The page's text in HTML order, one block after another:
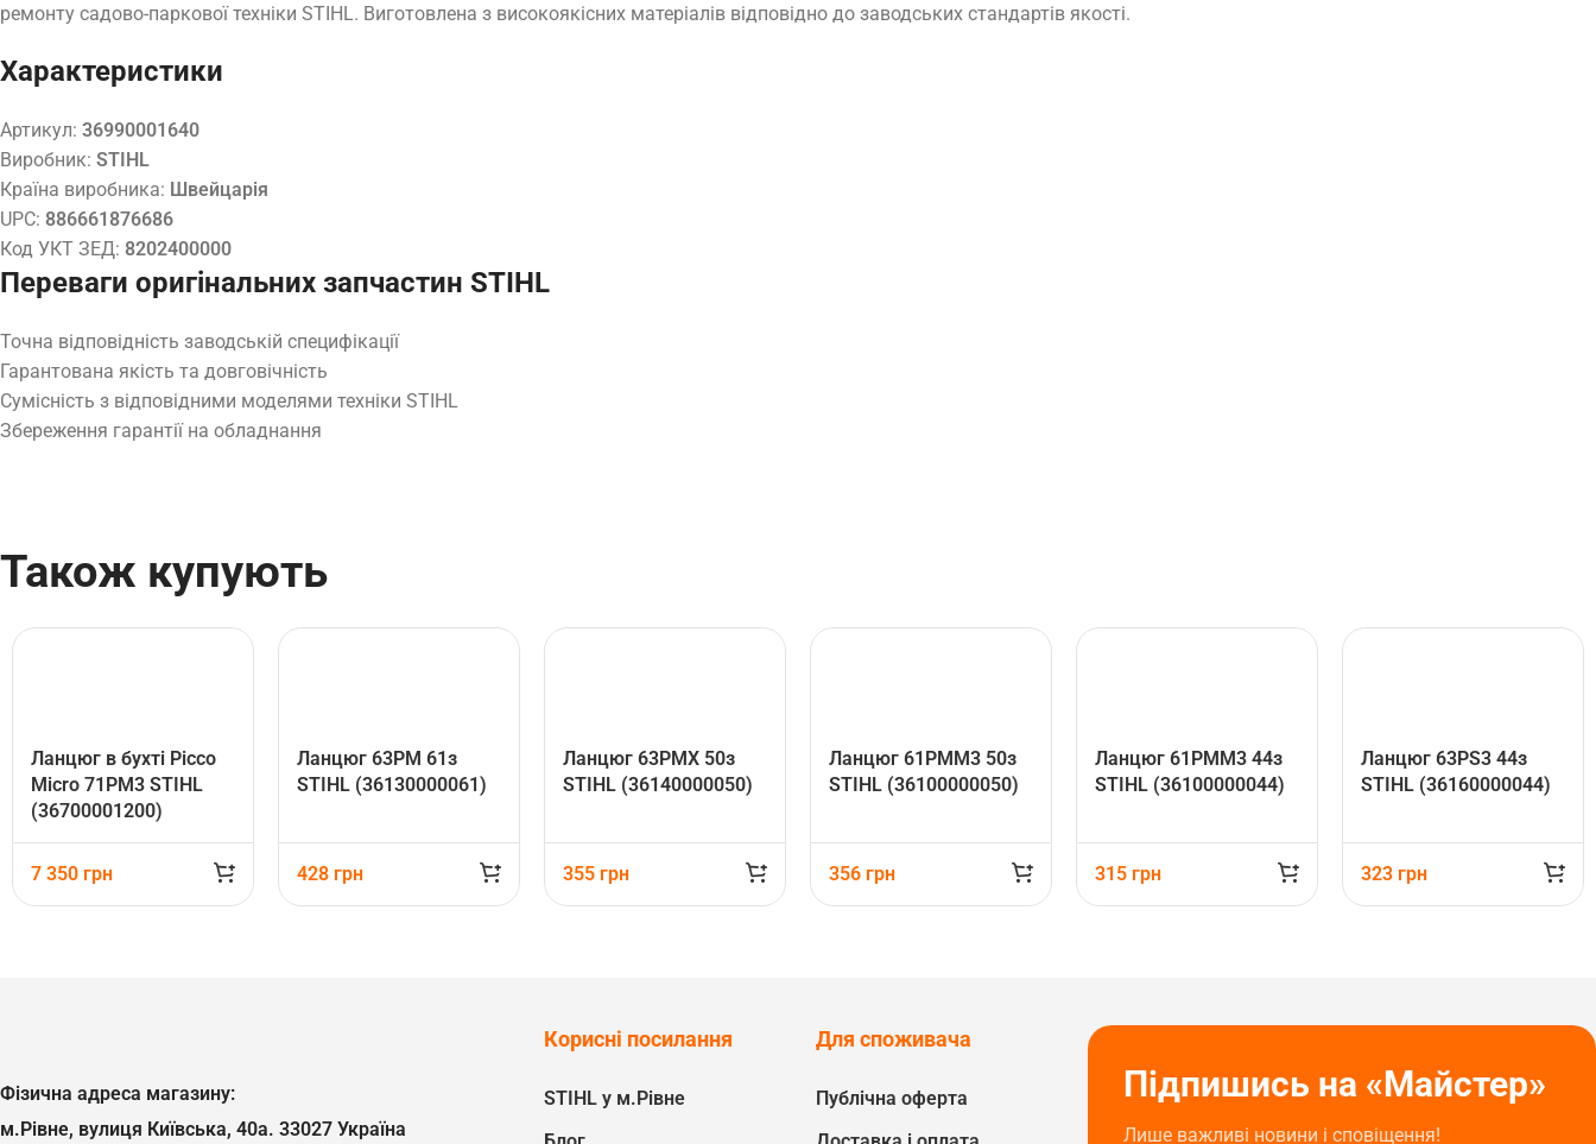
ремонту садово-паркової техніки STIHL. Виготовлена з високоякісних матеріалів відповідно до заводських стандартів якості.
Характеристики
Артикул: 36990001640
Виробник: STIHL
Країна виробника: Швейцарія
UPC: 886661876686
Код УКТ ЗЕД: 8202400000
Переваги оригінальних запчастин STIHL
Точна відповідність заводській специфікації
Гарантована якість та довговічність
Сумісність з відповідними моделями техніки STIHL
Збереження гарантії на обладнання
Також купують
Ланцюг в бухті Picco
Micro 71PM3 STIHL
(36700001200)
7 350 грн
Ланцюг 63PM 61з
STIHL (36130000061)
428 грн
Ланцюг 63PMX 50з
STIHL (36140000050)
355 грн
Ланцюг 61PMM3 50з
STIHL (36100000050)
356 грн
Ланцюг 61PMM3 44з
STIHL (36100000044)
315 грн
Ланцюг 63PS3 44з
STIHL (36160000044)
323 грн
Фізична адреса магазину:
м.Рівне, вулиця Київська, 40а. 33027 Україна
Корисні посилання
STIHL у м.Рівне
Для споживача
Публічна оферта
Підпишись на «Майстер»
Лише важливі новини і сповіщення!